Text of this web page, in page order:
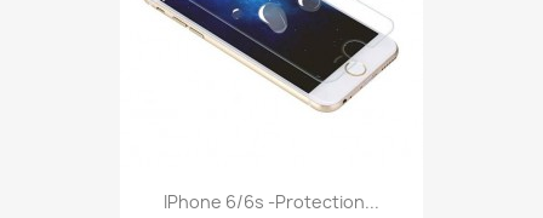
IPhone 6/6s -protection...